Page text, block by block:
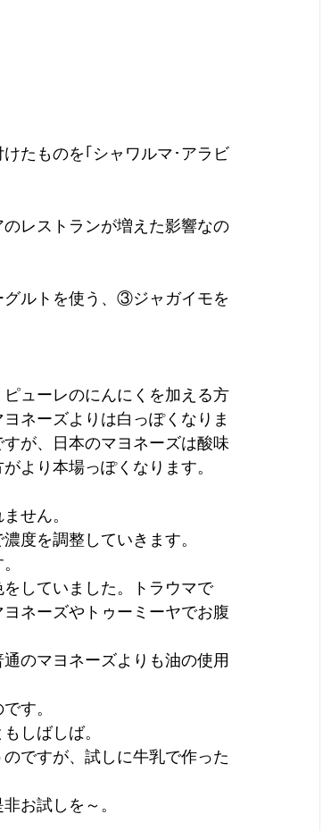
たものを｢シャワルマ･アラビ
レストランが増えた影響なの
ルトを使う、③ジャガイモを
ューレのにんにくを加える方
ネーズよりは白っぽくなりま
が、日本のマヨネーズは酸味
より本場っぽくなります。
せん。
度を調整していきます。
していました。トラウマで
ネーズやトゥーミーヤでお腹
のマヨネーズよりも油の使用
す。
しばしば。
ですが、試しに牛乳で作った
お試しを～。